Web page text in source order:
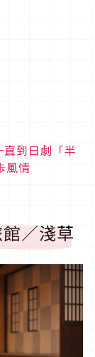
到日劇「半
風情
／淺草